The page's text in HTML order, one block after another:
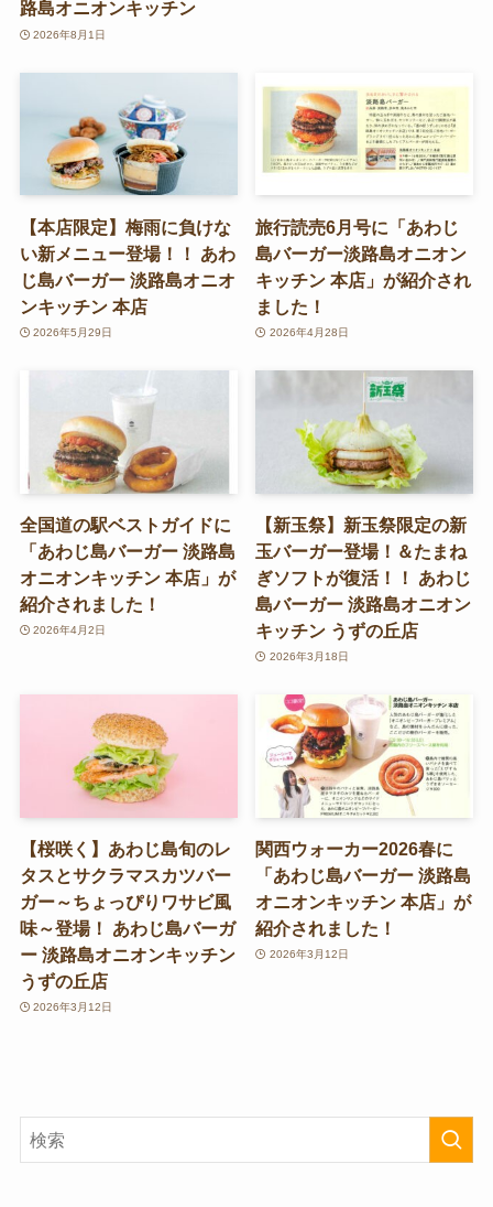
路島オニオンキッチン
2026年8月1日
【本店限定】梅雨に負けな
い新メニュー登場！！ あわ
じ島バーガー 淡路島オニオ
ンキッチン 本店
2026年5月29日
旅行読売6月号に「あわじ
島バーガー淡路島オニオン
キッチン 本店」が紹介され
ました！
2026年4月28日
全国道の駅ベストガイドに
「あわじ島バーガー 淡路島
オニオンキッチン 本店」が
紹介されました！
2026年4月2日
【新玉祭】新玉祭限定の新
玉バーガー登場！＆たまね
ぎソフトが復活！！ あわじ
島バーガー 淡路島オニオン
キッチン うずの丘店
2026年3月18日
【桜咲く】あわじ島旬のレ
タスとサクラマスカツバー
ガー～ちょっぴりワサビ風
味～登場！ あわじ島バーガ
ー 淡路島オニオンキッチン
うずの丘店
2026年3月12日
関西ウォーカー2026春に
「あわじ島バーガー 淡路島
オニオンキッチン 本店」が
紹介されました！
2026年3月12日